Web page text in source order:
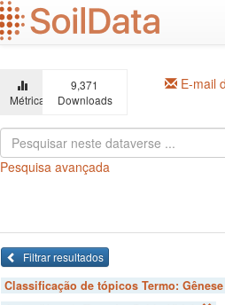
Ir
para
o
principal
Métricas
9,371
Downloads
E-mail
Pesquisa avançada
Filtrar resultados
Classificação de tópicos Termo: